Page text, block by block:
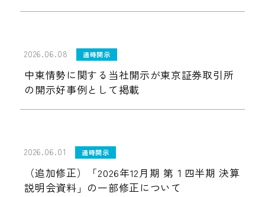
2026.06.08 適時開示
中東情勢に関する当社開示が東京証券取引所
の開示好事例として掲載
2026.06.01 適時開示
（追加修正）「2026年12月期 第１四半期 決算
説明会資料」の一部修正について